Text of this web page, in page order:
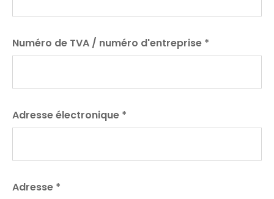
Numéro de TVA / numéro d'entreprise *
Adresse électronique *
Adresse *